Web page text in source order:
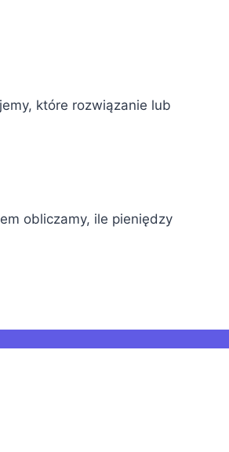
które rozwiązanie lub
obliczamy, ile pieniędzy